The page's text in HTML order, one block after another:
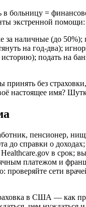
в больницу =
экстренной помощи:
за наличные (до 50%);
на год-два);
подать на
без
настоящее имя?
пенсионер,
до справки о доходах;
Healthcare.gov в срок;
платежом и
проверяйте сети
в США — как